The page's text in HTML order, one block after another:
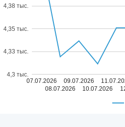
07.07.2026
08.07.2026
09.07.2026
10.07.2026
4,3 тыс.
4,33 тыс.
4,35 тыс.
4,38 тыс.